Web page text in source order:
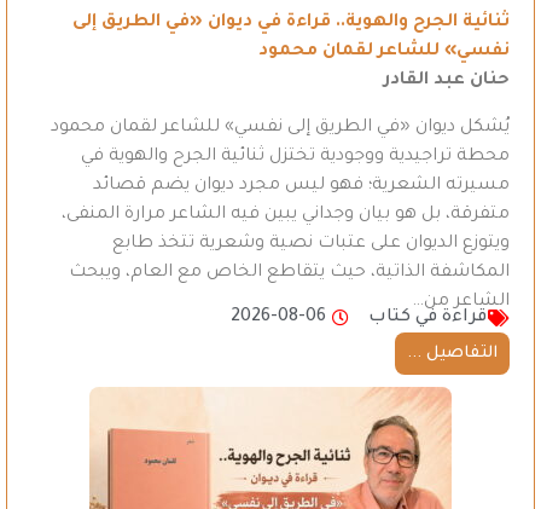
ثنائية الجرح والهوية.. قراءة في ديوان «في الطريق إلى
نفسي» للشاعر لقمان محمود
حنان عبد القادر
يُشكل ديوان «في الطريق إلى نفسي» للشاعر لقمان محمود
محطة تراجيدية ووجودية تختزل ثنائية الجرح والهوية في
مسيرته الشعرية؛ فهو ليس مجرد ديوان يضم قصائد
متفرقة، بل هو بيان وجداني يبين فيه الشاعر مرارة المنفى،
ويتوزع الديوان على عتبات نصية وشعرية تتخذ طابع
المكاشفة الذاتية، حيث يتقاطع الخاص مع العام، ويبحث
الشاعر من…
قراءة في كتاب
2026-08-06
التفاصيل ...